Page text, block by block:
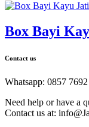
Box Bayi
Contact us
Whatsapp: 0857
Need help or have a
Contact us at: